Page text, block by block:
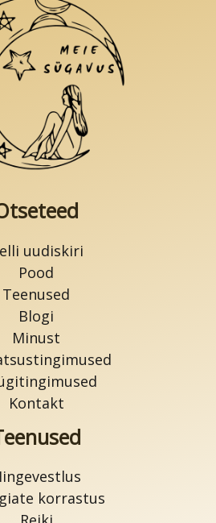
uudiskiri
Pood
Teenused
Blogi
Minust
Kontakt
korrastus